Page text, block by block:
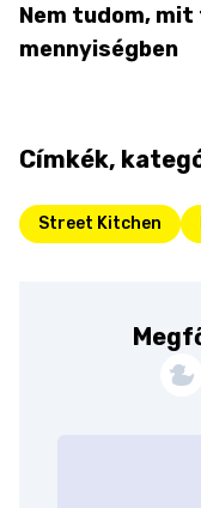
Nem tudom, mit
mennyiségben
Címkék,
Street Kitchen